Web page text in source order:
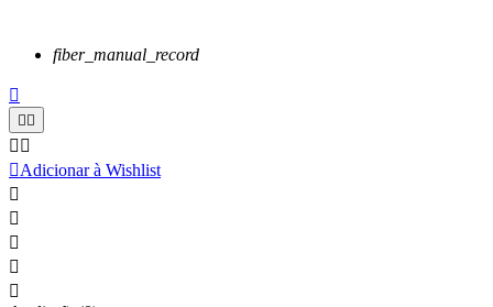
fiber_manual_record


 
Adicionar à Wishlist




